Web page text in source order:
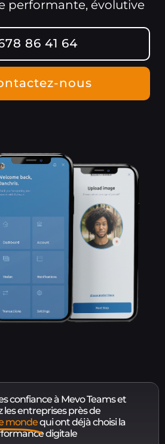
performante, évolutive
86 41 64
nous
confiance à Mevo Teams et
les entreprises près de
mondequi ont déjà choisi la
digitale